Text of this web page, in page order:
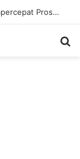
Memperkuat Kebiasaan Positif untuk Mempercepat Proses Pemulihan Mental Anda